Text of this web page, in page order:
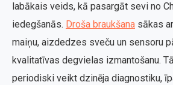
labākais veids, kā pasargāt sevi no
iedegšanās. Droša braukšana sākas
maiņu, aizdedzes sveču un sensoru
kvalitatīvas degvielas izmantošanu.
periodiski veikt dzinēja diagnostiku,